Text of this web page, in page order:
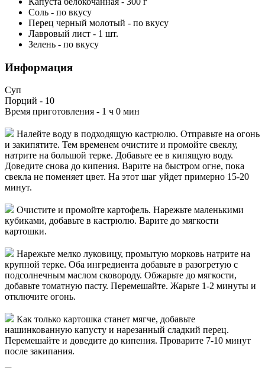
Соль - по вкусу
Перец черный молотый - по вкусу
Лавровый лист - 1 шт.
Зелень - по вкусу
Информация
Суп
Порций - 10
Время приготовления - 1 ч 0 мин
Налейте воду в подходящую кастрюлю. Отправьте на огонь
и закипятите. Тем временем очистите и промойте свеклу,
натрите на большой терке. Добавьте ее в кипящую воду.
Доведите снова до кипения. Варите на быстром огне, пока
свекла не поменяет цвет. На этот шаг уйдет примерно 15-20
минут.
Очистите и промойте картофель. Нарежьте маленькими
кубиками, добавьте в кастрюлю. Варите до мягкости
картошки.
Нарежьте мелко луковицу, промытую морковь натрите на
крупной терке. Оба ингредиента добавьте в разогретую с
подсолнечным маслом сковороду. Обжарьте до мягкости,
добавьте томатную пасту. Перемешайте. Жарьте 1-2 минуты и
отключите огонь.
Как только картошка станет мягче, добавьте
нашинкованную капусту и нарезанный сладкий перец.
Перемешайте и доведите до кипения. Проварите 7-10 минут
после закипания.